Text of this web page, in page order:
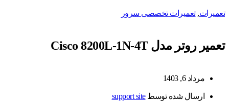
تعمیرات,تعمیرات تخصصی سرور
تعمیر روتر مدل Cisco 8200L-1N-4T
مرداد 6, 1403
ارسال شده توسطsupport site